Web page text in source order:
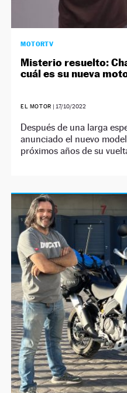
MOTORTV
Misterio resuelto:
cuál es su nueva
EL MOTOR | 17/10/2022
Después de una larga
anunciado el nuevo
próximos años de su